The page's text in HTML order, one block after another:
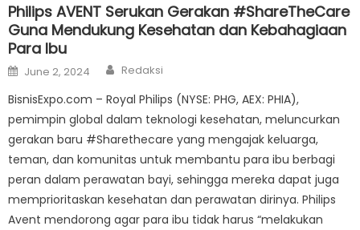
Philips AVENT Serukan Gerakan #ShareTheCare
Guna Mendukung Kesehatan dan Kebahagiaan
Para Ibu
Posted
on
June 2, 2024 Author
Redaksi
BisnisExpo.com – Royal Philips (NYSE: PHG, AEX: PHIA),
pemimpin global dalam teknologi kesehatan, meluncurkan
gerakan baru #Sharethecare yang mengajak keluarga,
teman, dan komunitas untuk membantu para ibu berbagi
peran dalam perawatan bayi, sehingga mereka dapat juga
memprioritaskan kesehatan dan perawatan dirinya. Philips
Avent mendorong agar para ibu tidak harus “melakukan